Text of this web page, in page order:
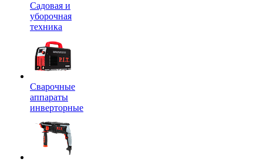
Садовая и
уборочная
техника
Сварочные
аппараты
инверторные